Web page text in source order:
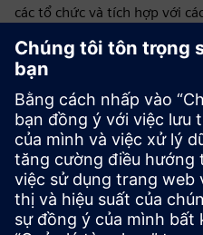
các tổ chức và tích hợp với
động cập nhật tất cả các tài
Tiết kiệm thời gian và
giảm thời gian cần thiết để
tạp. Xác định các vấn đề và
nhất với kiểm tra quy tắc
lý dữ liệu đơn giản hóa việc
lỗi phiên mã phổ biến đối
truyền thống.